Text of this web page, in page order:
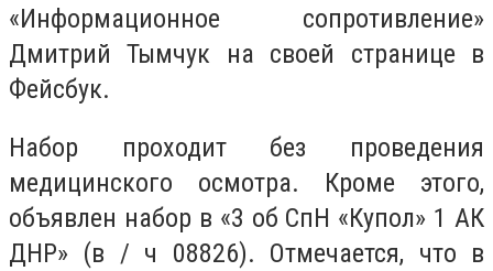
«Информационное сопротивление»
Дмитрий Тымчук на своей странице в
Фейсбук.
Набор проходит без проведения
медицинского осмотра. Кроме этого,
объявлен набор в «3 об СпН «Купол» 1 АК
ДНР» (в / ч 08826). Отмечается, что в